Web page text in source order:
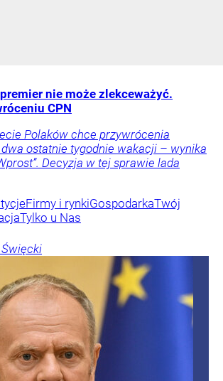
nie może zlekceważyć.
CPN
Polaków chce przywrócenia
ostatnie tygodnie wakacji – wynika
Decyzja w tej sprawie lada
Firmy i rynkiGospodarkaTwój
Tylko u Nas
Święcki